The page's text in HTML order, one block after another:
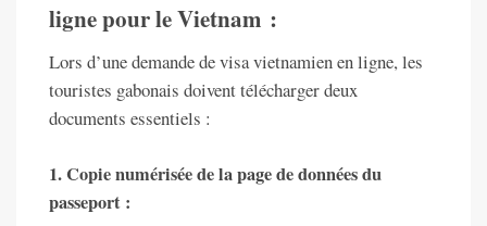
ligne pour le Vietnam :
Lors d’une demande de visa vietnamien en ligne, les
touristes gabonais doivent télécharger deux
documents essentiels :
1. Copie numérisée de la page de données du
passeport :